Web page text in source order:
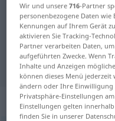
Deutsch-
für "motzen"
"motzen"
„motzen“:
Wir und unsere716-Partner
personenbezogene Daten
Kennungen auf Ihrem Gerät
aktivieren Sie Tracking-
Partner verarbeiten Daten,
aufgeführten Zwecke. Wenn
Inhalte und Anzeigen
können dieses Menü
ändern oder Ihre
Privatsphäre-Einstellungen
Einstellungen gelten
finden Sie in unserer